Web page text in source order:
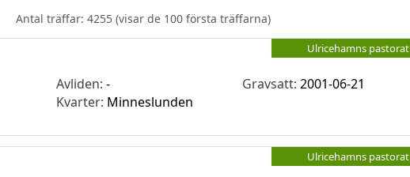
Antal träffar: 4255 (visar de 100 första träffarna)
Ulricehamns pastorat
Avliden:- Gravsatt:2001-06-21
Kvarter: Minneslunden
Ulricehamns pastorat